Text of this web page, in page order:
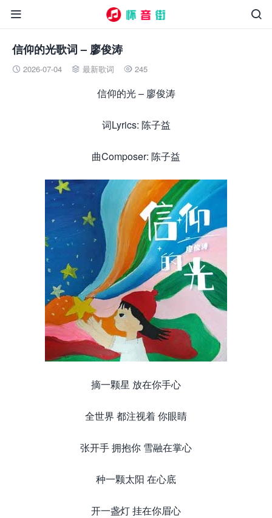


信仰的光歌词 – 廖俊涛
 2026-07-04  最新歌词  245
信仰的光 – 廖俊涛
词Lyrics: 陈子益
曲Composer: 陈子益
摘一颗星 放在你手心
全世界 都注视着 你眼睛
张开手 拥抱你 雪融在掌心
种一颗太阳 在心底
开一盏灯 挂在你眉心